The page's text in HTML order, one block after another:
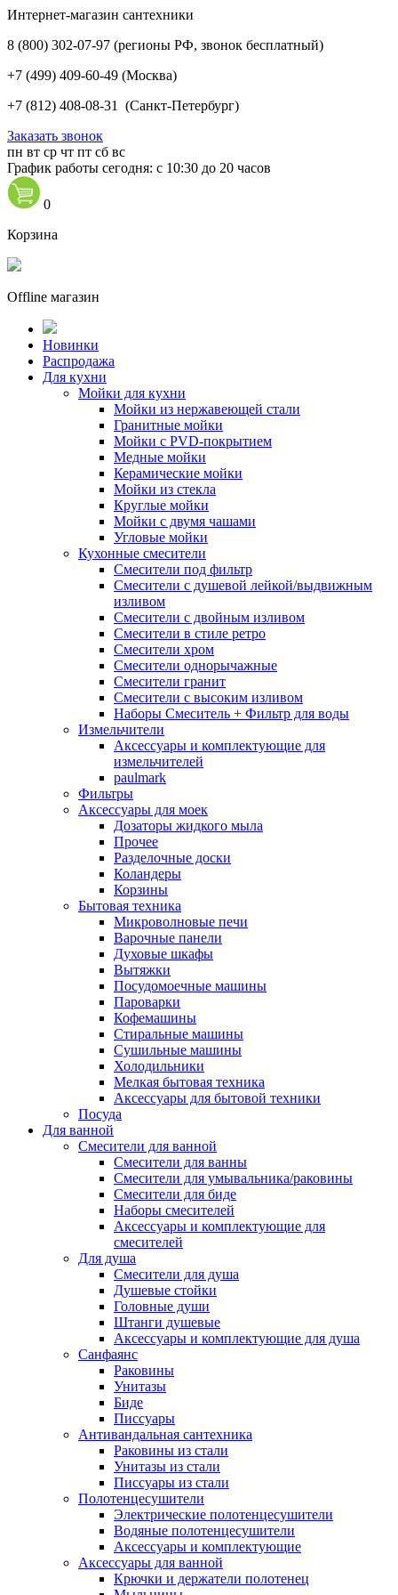
Интернет-магазин сантехники
8 (800) 302-07-97 (регионы РФ, звонок бесплатный)
+7 (499) 409-60-49 (Москва)
+7 (812) 408-08-31 (Санкт-Петербург)
Заказать звонок
пн вт ср чт пт сб вс
График работы сегодня: с 10:30 до 20 часов
0
Корзина
Offline магазин
Новинки
Распродажа
Для кухни
Мойки для кухни
Мойки из нержавеющей стали
Гранитные мойки
Мойки с PVD-покрытием
Медные мойки
Керамические мойки
Мойки из стекла
Круглые мойки
Мойки с двумя чашами
Угловые мойки
Кухонные смесители
Смесители под фильтр
Смесители с душевой лейкой/выдвижным
изливом
Смесители с двойным изливом
Смесители в стиле ретро
Смесители хром
Смесители однорычажные
Смесители гранит
Смесители с высоким изливом
Наборы Смеситель + Фильтр для воды
Измельчители
Аксессуары и комплектующие для
измельчителей
paulmark
Фильтры
Аксессуары для моек
Дозаторы жидкого мыла
Прочее
Разделочные доски
Коландеры
Корзины
Бытовая техника
Микроволновые печи
Варочные панели
Духовые шкафы
Вытяжки
Посудомоечные машины
Пароварки
Кофемашины
Стиральные машины
Сушильные машины
Холодильники
Мелкая бытовая техника
Аксессуары для бытовой техники
Посуда
Для ванной
Смесители для ванной
Смесители для ванны
Смесители для умывальника/раковины
Смесители для биде
Наборы смесителей
Аксессуары и комплектующие для
смесителей
Для душа
Смесители для душа
Душевые стойки
Головные души
Штанги душевые
Аксессуары и комплектующие для душа
Санфаянс
Раковины
Унитазы
Биде
Писсуары
Антивандальная сантехника
Раковины из стали
Унитазы из стали
Писсуары из стали
Полотенцесушители
Электрические полотенцесушители
Водяные полотенцесушители
Аксессуары и комплектующие
Аксессуары для ванной
Крючки и держатели полотенец